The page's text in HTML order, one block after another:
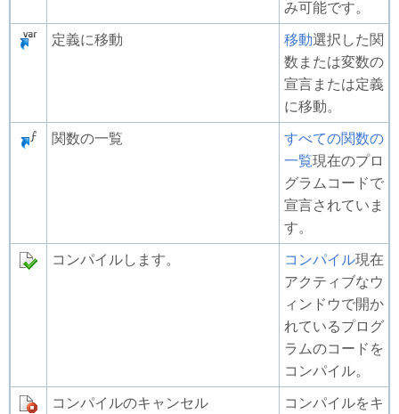
み可能です。
定義に移動
移動選択した関
数または変数の
宣言または定義
に移動。
関数の一覧
すべての関数の
一覧現在のプロ
グラムコードで
宣言されていま
す。
コンパイルします。
コンパイル現在
アクティブなウ
ィンドウで開か
れているプログ
ラムのコードを
コンパイル。
コンパイルのキャンセル
コンパイルをキ